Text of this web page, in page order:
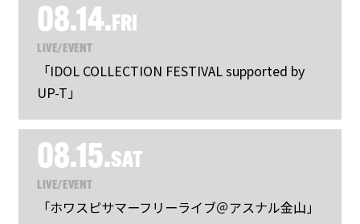
08.14.FRI
LIVE/EVENT
「IDOL COLLECTION FESTIVAL supported by
UP-T」
08.15.SAT
LIVE/EVENT
「ホワスピサマーフリーライブ＠アスナル金山」